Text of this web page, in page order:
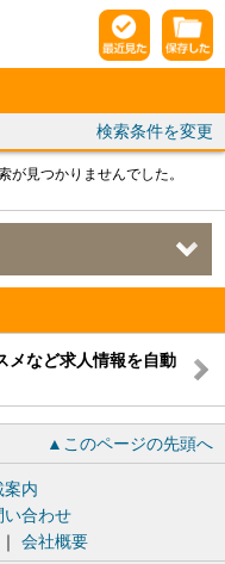
検索条件を変更
が見つかりませんでした。
メなど求人情報を自動
▲このページの先頭へ
案内
い合わせ
｜ 会社概要